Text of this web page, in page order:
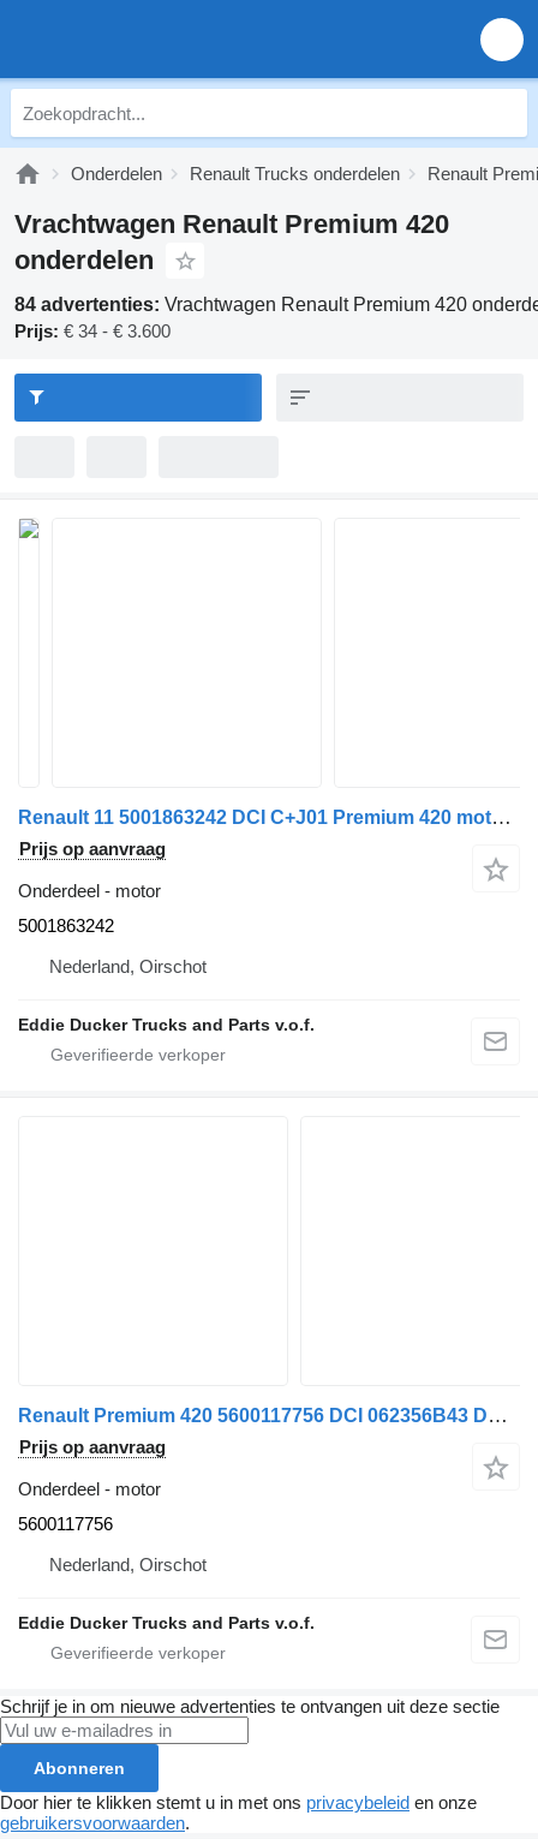
Onderdelen Renault Trucks onderdelen Renault
Vrachtwagen Renault Premium 420
onderdelen
84 advertenties: Vrachtwagen Renault Premium 420
Prijs: € 34 - € 3.600
Renault 11 5001863242 DCI C+J01 Premium 420 motor voor Renault PREMIUM 420 vrachtwagen
Prijs op aanvraag
Onderdeel - motor
5001863242
Nederland, Oirschot
Eddie Ducker Trucks and Parts v.o.f.
Renault Premium 420 5600117756 DCI 062356B43 DCI motor voor Renault PREMIUM 420 DCI vrachtwagen
Prijs op aanvraag
Onderdeel - motor
5600117756
Nederland, Oirschot
Eddie Ducker Trucks and Parts v.o.f.
Schrijf je in om nieuwe advertenties te ontvangen uit deze sectie
Abonneren
Door hier te klikken stemt u in met ons privacybeleid en onze
gebruikersvoorwaarden.